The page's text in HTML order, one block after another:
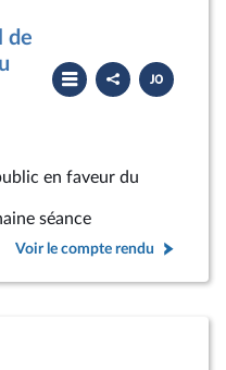
de
Partager
le
compte
Télécharger
le
PDF
en faveur du
séance
Voir le compte rendu